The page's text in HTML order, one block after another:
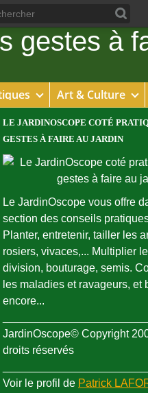
Art & Culture
LE JARDINOSCOPE COTÉ
GESTES À FAIRE AU JARDIN
Le JardinOscope vous offre
section des conseils
Planter, entretenir, tailler les
rosiers, vivaces,... Multiplier
division, bouturage, semis.
les maladies et ravageurs, et
encore...
JardinOscope© Copyright
droits réservés
Voir le profil de Patrick